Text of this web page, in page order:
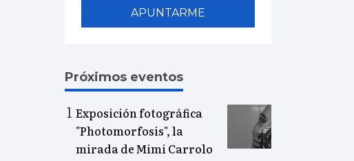
APUNTARME
Próximos eventos
Exposición fotográfica
"Photomorfosis", la
mirada de Mimi Carrolo